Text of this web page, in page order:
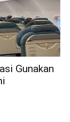
Gunakan